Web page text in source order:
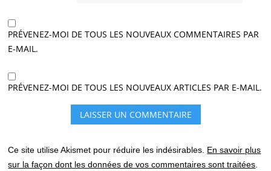
PRÉVENEZ-MOI DE TOUS LES NOUVEAUX COMMENTAIRES PAR
E-MAIL.
PRÉVENEZ-MOI DE TOUS LES NOUVEAUX ARTICLES PAR E-MAIL.
Ce site utilise Akismet pour réduire les indésirables. En savoir plus
sur la façon dont les données de vos commentaires sont traitées.